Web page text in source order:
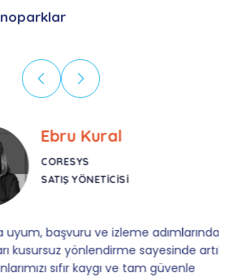
Ebru Kural
CORESYS
SATIŞ YÖNETICISI
başvuru ve izleme adımlarında
yönlendirme sayesinde artık
sıfır kaygı ve tam güvenle